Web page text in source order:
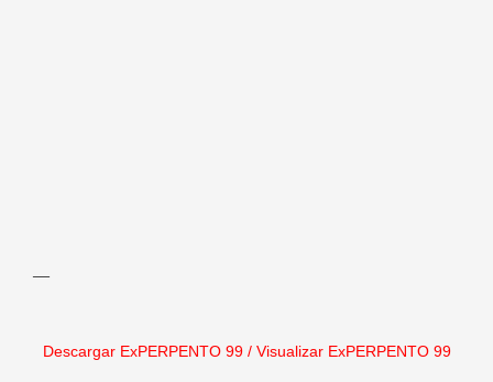
—
Descargar ExPERPENTO 99/ Visualizar ExPERPENTO 99